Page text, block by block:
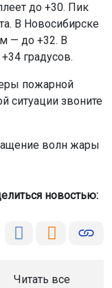
до +30. Пик
В Новосибирске
— до +32. В
градусов.
пожарной
ситуации звоните
волн жары
новостью:
Читать все